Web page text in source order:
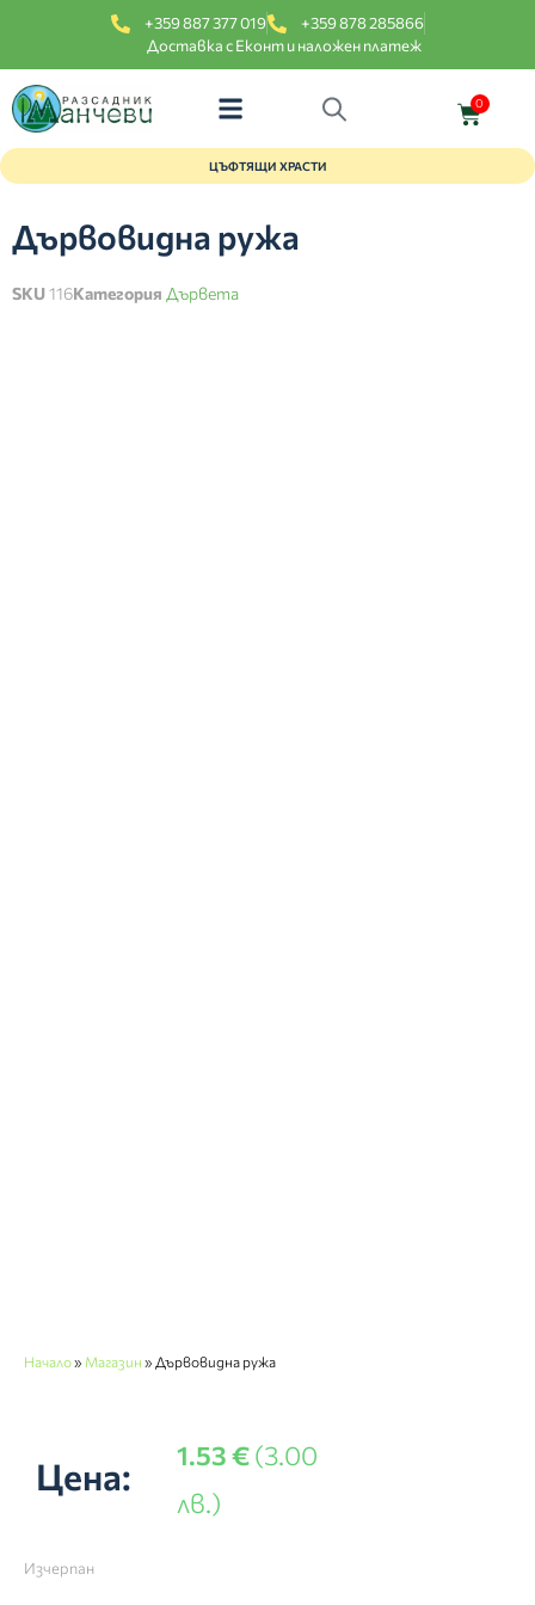
+359 887 377 019
+359 878 285866
Доставка с Еконт и наложен платеж
0
ЦЪФТЯЩИ ХРАСТИ
Дървовидна ружа
SKU116Категория Дървета
Начало» Магазин » Дървовидна ружа
Цена: 1.53€(3.00
лв.)
Изчерпан